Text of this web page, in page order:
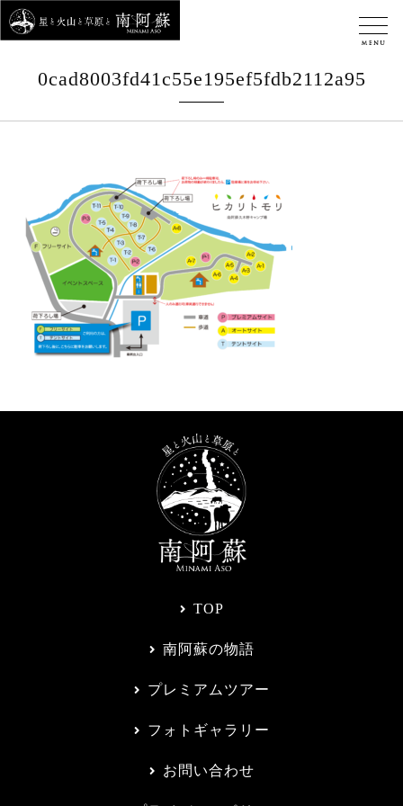
0cad8003fd41c55e195ef5fdb2112a95
TOP
南阿蘇の物語
プレミアムツアー
フォトギャラリー
お問い合わせ